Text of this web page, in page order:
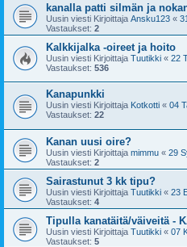
kanalla patti silmän ja
Uusin viesti Kirjoittaja Ansku123 «
Vastaukset: 2
Kalkkijalka -oireet ja hoito
Uusin viesti Kirjoittaja Tuutikki « 22
Vastaukset: 536
Kanapunkki
Uusin viesti Kirjoittaja Kotkotti « 04
Vastaukset: 22
Kanan uusi oire?
Uusin viesti Kirjoittaja mimmu « 29
Vastaukset: 2
Sairastunut 3 kk tipu?
Uusin viesti Kirjoittaja Tuutikki « 23
Vastaukset: 4
Tipulla kanatäitä/väiveitä -
Uusin viesti Kirjoittaja Tuutikki « 07
Vastaukset: 5